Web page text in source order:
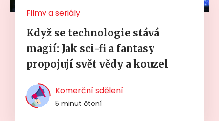
Filmy a seriály
Když se technologie stává
magií: Jak sci-fi a fantasy
propojují svět vědy a kouzel
Komerční sdělení
5 minut čtení